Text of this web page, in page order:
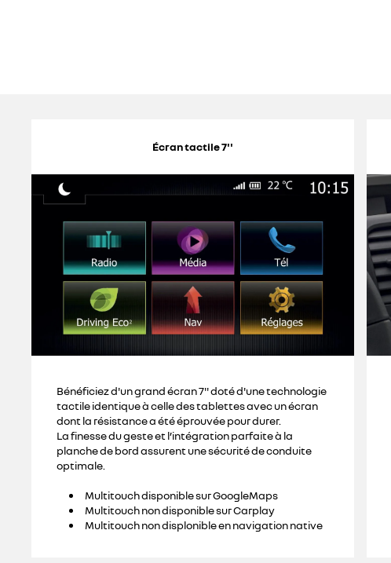
Écran tactile 7''
Bénéficiez d'un grand écran 7'' doté d'une technologie
tactile identique à celle des tablettes avec un écran
dont la résistance a été éprouvée pour durer.
La finesse du geste et l’intégration parfaite à la
planche de bord assurent une sécurité de conduite
optimale.
Multitouch disponible sur GoogleMaps
Multitouch non disponible sur Carplay
Multitouch non displonible en navigation native